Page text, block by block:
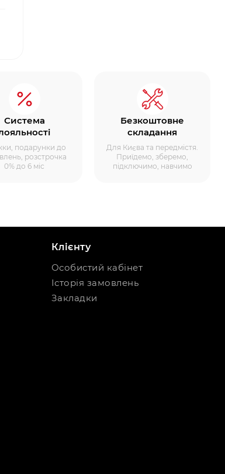
Система
подарунки до
розстрочка
0% до 6 міс
Безкоштовне
складання
Для Києва та передмістя.
Приїдемо, зберемо,
підключимо, навчимо
Клієнту
Особистий кабінет
Історія замовлень
Закладки